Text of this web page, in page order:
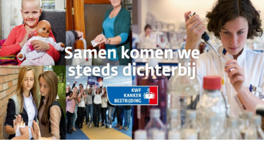
Menu
Home
9 sept: GenAI-training
12 nov: MarketingLive!
Adverteren
Events